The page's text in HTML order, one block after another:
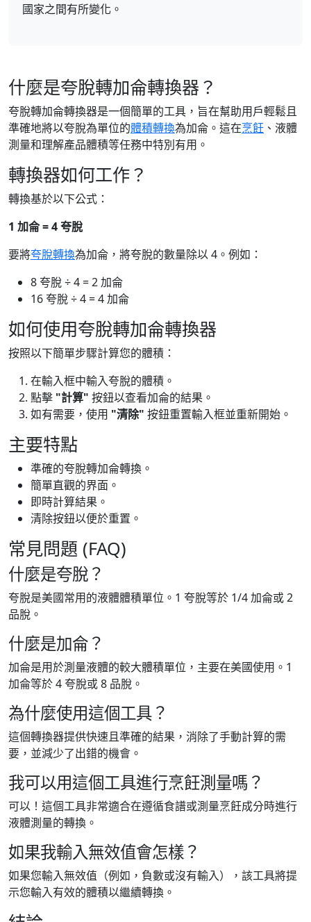
國家之間有所變化。
什麼是夸脫轉加侖轉換器？
夸脫轉加侖轉換器是一個簡單的工具，旨在幫助用戶輕鬆且
準確地將以夸脫為單位的體積轉換為加侖。這在烹飪 、液體
測量和理解產品體積等任務中特別有用。
轉換器如何工作？
轉換基於以下公式：
1 加侖 = 4 夸脫
要將夸脫轉換為加侖，將夸脫的數量除以 4。例如：
8 夸脫 ÷ 4 = 2 加侖
16 夸脫 ÷ 4 = 4 加侖
如何使用夸脫轉加侖轉換器
按照以下簡單步驟計算您的體積：
在輸入框中輸入夸脫的體積。
點擊 "計算" 按鈕以查看加侖的結果。
如有需要，使用 "清除" 按鈕重置輸入框並重新開始。
主要特點
準確的夸脫轉加侖轉換。
簡單直觀的界面。
即時計算結果。
清除按鈕以便於重置。
常見問題 (FAQ)
什麼是夸脫？
夸脫是美國常用的液體體積單位。1 夸脫等於 1/4 加侖或 2
品脫。
什麼是加侖？
加侖是用於測量液體的較大體積單位，主要在美國使用。1
加侖等於 4 夸脫或 8 品脫。
為什麼使用這個工具？
這個轉換器提供快速且準確的結果，消除了手動計算的需
要，並減少了出錯的機會。
我可以用這個工具進行烹飪測量嗎？
可以！這個工具非常適合在遵循食譜或測量烹飪成分時進行
液體測量的轉換。
如果我輸入無效值會怎樣？
如果您輸入無效值（例如，負數或沒有輸入），該工具將提
示您輸入有效的體積以繼續轉換。